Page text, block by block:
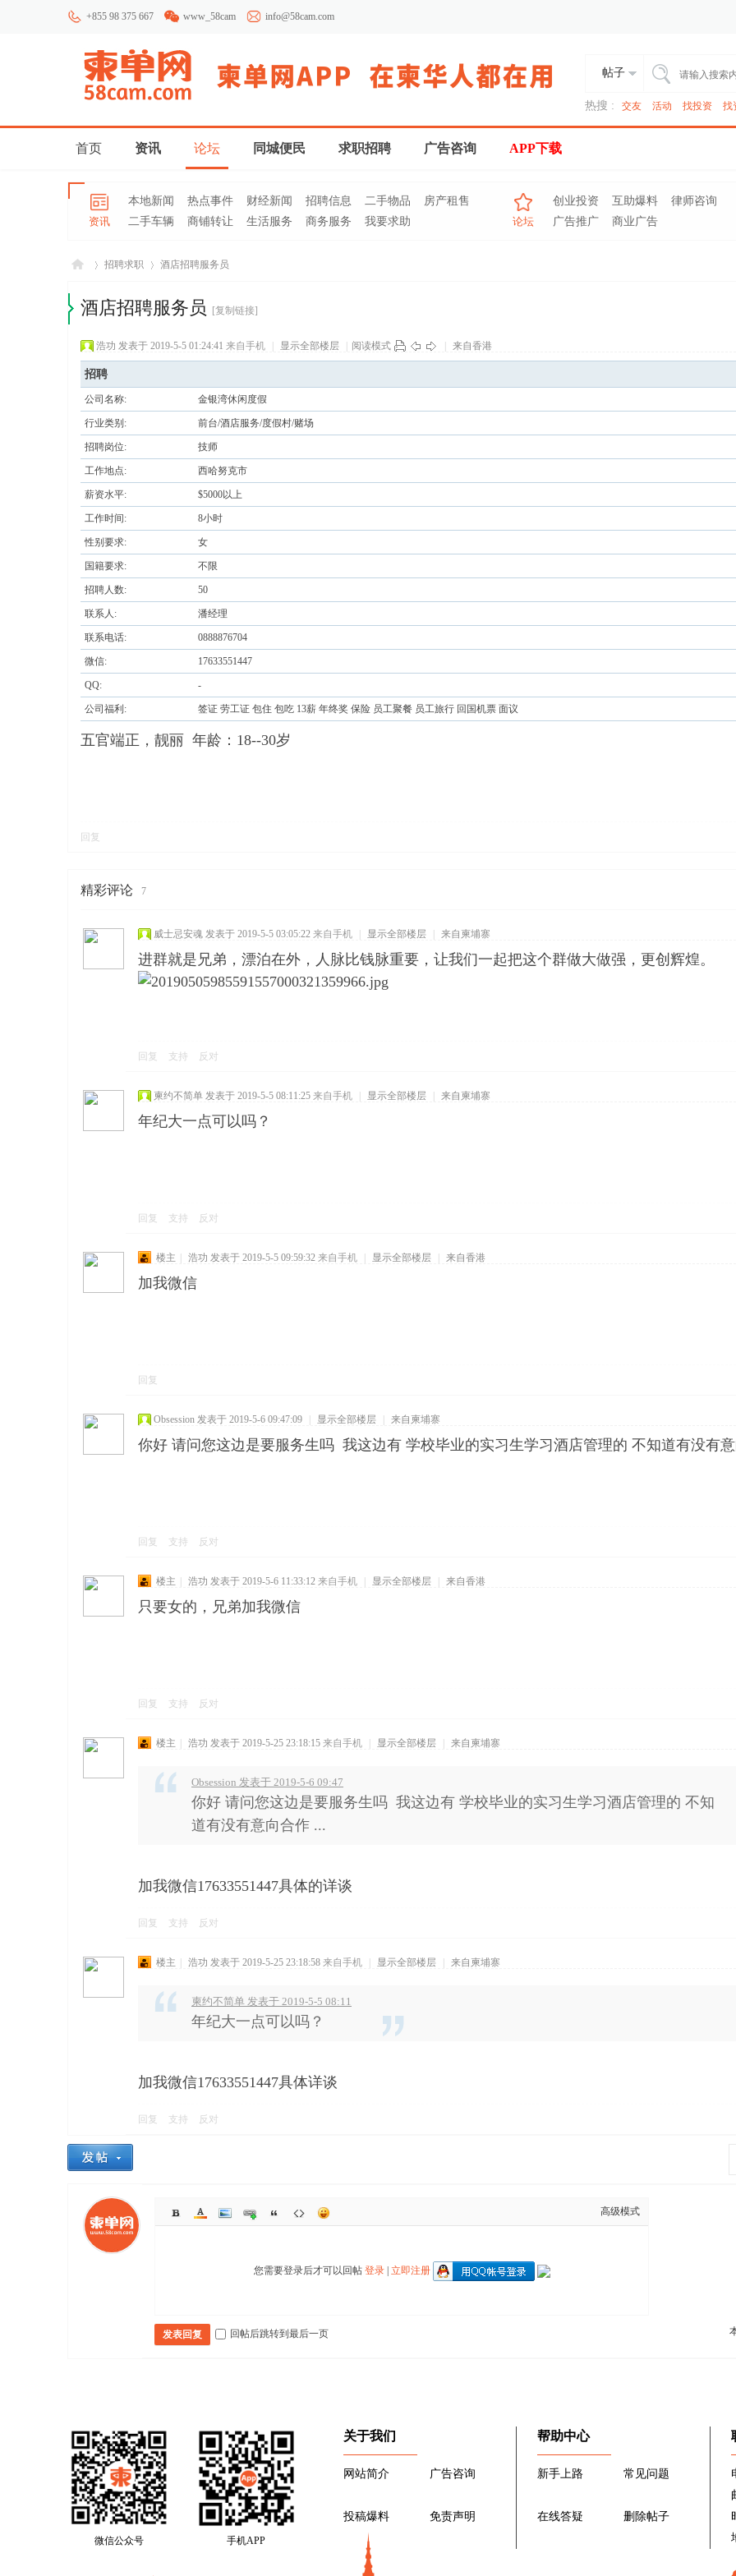
+855 98 375 667 www_58cam info@58cam.com
帖子
热搜 : 交友 活动 找投资 找
首页 资讯 论坛 同城便民 求职招聘 广告咨询 APP下载
资讯
本地新闻 热点事件 财经新闻 招聘信息 二手物品
房产租售
二手车辆
商铺转让 生活服务 商务服务 我要求助 论坛
创业投资 互助爆料
律师咨询
广告推广
商业广告
寨柬
单网
招聘求职 酒店招聘服务员
酒店招聘服务员 [复制链接]
浩功 发表于 2019-5-5 01:24:41 来自手机 显示全部楼层 阅读模式 来自香港
招聘
公司名称: 金银湾休闲度假
行业类别: 前台/酒店服务/度假村/赌场
招聘岗位: 技师
工作地点: 西哈努克市
薪资水平: $5000以上
工作时间: 8小时
性别要求: 女
国籍要求: 不限
招聘人数: 50
联系人: 潘经理
联系电话: 0888876704
微信: 17633551447
QQ: -
公司福利: 签证 劳工证 包住 包吃 13薪 年终奖 保险 员工聚餐 员工旅行 回国机票 面议
五官端正，靓丽 年龄：18--30岁
回复
精彩评论 7
威士忌安魂 发表于 2019-5-5 03:05:22 来自手机 显示全部楼层 来自柬埔寨
进群就是兄弟，漂泊在外，人脉比钱脉重要，让我们一起把这个群做大做强，更创辉煌。
回复 支持 反对
柬约不简单 发表于 2019-5-5 08:11:25 来自手机 显示全部楼层 来自柬埔寨
年纪大一点可以吗？
回复 支持 反对
楼主 浩功 发表于 2019-5-5 09:59:32 来自手机 显示全部楼层 来自香港
加我微信
回复
Obsession 发表于 2019-5-6 09:47:09 显示全部楼层 来自柬埔寨
你好 请问您这边是要服务生吗 我这边有 学校毕业的实习生学习酒店管理的 不知道有没有
回复 支持 反对
楼主 浩功 发表于 2019-5-6 11:33:12 来自手机 显示全部楼层 来自香港
只要女的，兄弟加我微信
回复 支持 反对
楼主 浩功 发表于 2019-5-25 23:18:15 来自手机 显示全部楼层 来自柬埔寨
Obsession 发表于 2019-5-6 09:47
你好 请问您这边是要服务生吗 我这边有 学校毕业的实习生学习酒店管理的 不知
道有没有意向合作 ...
加我微信17633551447具体的详谈
回复 支持 反对
楼主 浩功 发表于 2019-5-25 23:18:58 来自手机 显示全部楼层 来自柬埔寨
柬约不简单 发表于 2019-5-5 08:11
年纪大一点可以吗？
加我微信17633551447具体详谈
回复 支持 反对
高级模式
您需要登录后才可以回帖 登录| 立即注册
发表回复 回帖后跳转到最后一页
微信公众号 手机APP
关于我们
网站简介 广告咨询
投稿爆料 免责声明
帮助中心
新手上路 常见问题
在线答疑 删除帖子